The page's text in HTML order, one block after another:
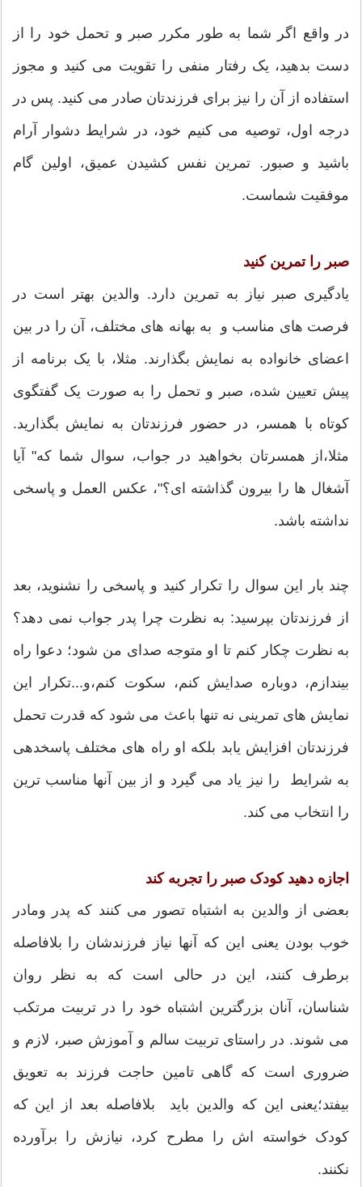
در واقع اگر شما به طور مکرر صبر و تحمل خود را از
دست بدهید، یک رفتار منفی را تقویت می کنید و مجوز
استفاده از آن را نیز برای فرزندتان صادر می کنید. پس در
درجه اول، توصیه می کنیم خود، در شرایط دشوار آرام
باشید و صبور. تمرین نفس کشیدن عمیق، اولین گام
موفقیت شماست.
صبر را تمرین کنید
یادگیری صبر نیاز به تمرین دارد. والدین بهتر است در
فرصت های مناسب و به بهانه های مختلف، آن را در بین
اعضای خانواده به نمایش بگذارند. مثلا، با یک برنامه از
پیش تعیین شده، صبر و تحمل را به صورت یک گفتگوی
کوتاه با همسر، در حضور فرزندتان به نمایش بگذارید.
مثلا،از همسرتان بخواهید در جواب، سوال شما که" آیا
آشغال ها را بیرون گذاشته ای؟"، عکس العمل و پاسخی
نداشته باشد.
چند بار این سوال را تکرار کنید و پاسخی را نشنوید، بعد
از فرزندتان بپرسید: به نظرت چرا پدر جواب نمی دهد؟
به نظرت چکار کنم تا او متوجه صدای من شود؛ دعوا راه
بیندازم، دوباره صدایش کنم، سکوت کنم،و...تکرار این
نمایش های تمرینی نه تنها باعث می شود که قدرت تحمل
فرزندتان افزایش یابد بلکه او راه های مختلف پاسخدهی
به شرایط را نیز یاد می گیرد و از بین آنها مناسب ترین
را انتخاب می کند.
اجازه دهید کودک صبر را تجربه کند
بعضی از والدین به اشتباه تصور می کنند که پدر ومادر
خوب بودن یعنی این که آنها نیاز فرزندشان را بلافاصله
برطرف کنند، این در حالی است که به نظر روان
شناسان، آنان بزرگترین اشتباه خود را در تربیت مرتکب
می شوند. در راستای تربیت سالم و آموزش صبر، لازم و
ضروری است که گاهی تامین حاجت فرزند به تعویق
بیفتد؛یعنی این که والدین باید بلافاصله بعد از این که
کودک خواسته اش را مطرح کرد، نیازش را برآورده
نکنند.